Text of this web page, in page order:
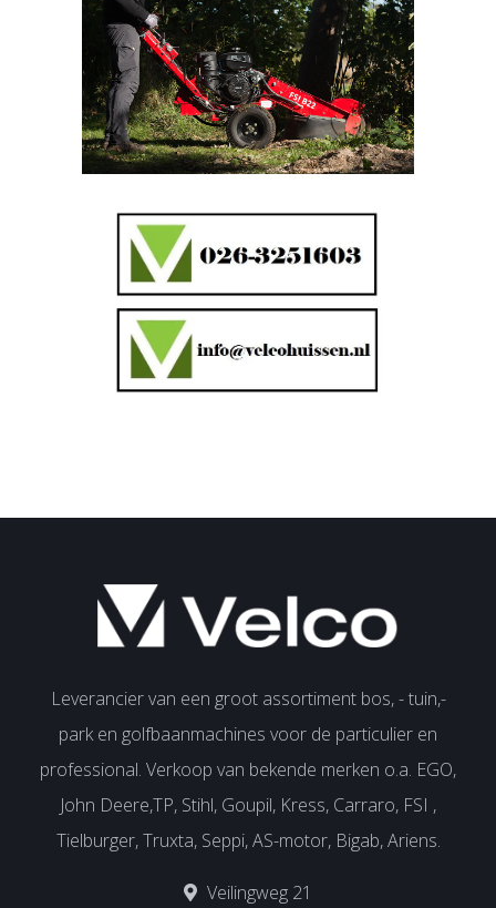
Leverancier van een groot assortiment bos, - tuin,-
park en golfbaanmachines voor de particulier en
professional. Verkoop van bekende merken o.a. EGO,
John Deere,TP, Stihl, Goupil, Kress, Carraro, FSI ,
Tielburger, Truxta, Seppi, AS-motor, Bigab, Ariens.
Veilingweg 21